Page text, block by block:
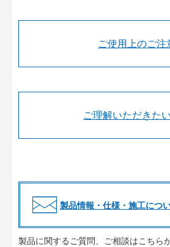
ご使用上のご注
ご理解いただきた
製品情報・仕様・施工につ
製品に関するご質問、ご相談はこちら